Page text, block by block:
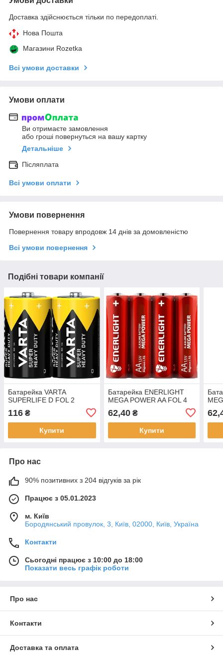
Доставка здійснюється тільки по передоплаті.
Нова Пошта
Магазини Rozetka
Всі умови доставки
Умови оплати
Ви отримаєте замовлення
або гроші повернуться на вашу картку
Детальніше
Післяплата
Всі умови оплати
Умови повернення
Повернення товару впродовж 14 днів за домовленістю
Всі умови повернення
Подібні товари компанії
Батарейка VARTA
SUPERLIFE D FOL 2
116 ₴
Купити
Батарейка ENERLIGHT
MEGA POWER AA FOL 4
62,40₴
Купити
Про нас
90% позитивних з 204 відгуків за рік
Працює з 05.01.2023
м. Київ
Бородянський провулок, 3, Київ, 02000, Київ, Україна
Контакти
Сьогодні працює з 10:00 до 18:00
Показати весь графік роботи
Про нас
Контакти
Доставка та оплата